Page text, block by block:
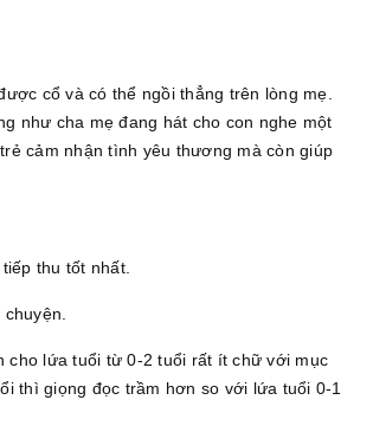
cổ và có thể ngồi thẳng trên lòng mẹ.
như cha mẹ đang hát cho con nghe một
cảm nhận tình yêu thương mà còn giúp
thu tốt nhất.
cho lứa tuổi từ 0-2 tuổi rất ít chữ với mục
thì giọng đọc trầm hơn so với lứa tuổi 0-1